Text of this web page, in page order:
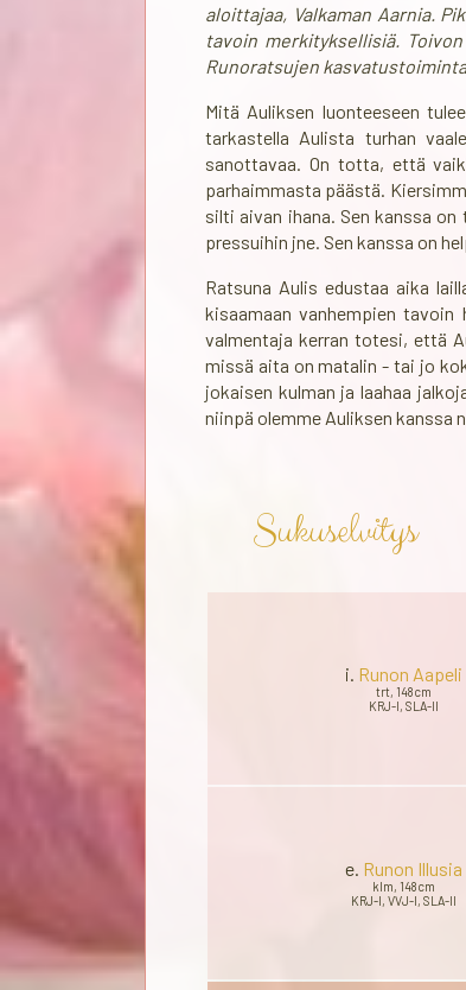
aloittajaa, Valkaman Aarnia.
tavoin merkityksellisiä.
Runoratsujen
Mitä Auliksen luonteeseen
tarkastella Aulista turhan
sanottavaa. On totta, että
parhaimmasta päästä.
silti aivan ihana. Sen kanssa
pressuihin jne. Sen kanssa on
Ratsuna Aulis edustaa aika
kisaamaan vanhempien
valmentaja kerran totesi, että
missä aita on matalin - tai jo
jokaisen kulman ja laahaa
niinpä olemme Auliksen kanssa
Sukuselvitys
i. Runon Aapeli
trt, 148cm
KRJ-I, SLA-II
e. Runon Illusia
klm, 148cm
KRJ-I, VVJ-I, SLA-II